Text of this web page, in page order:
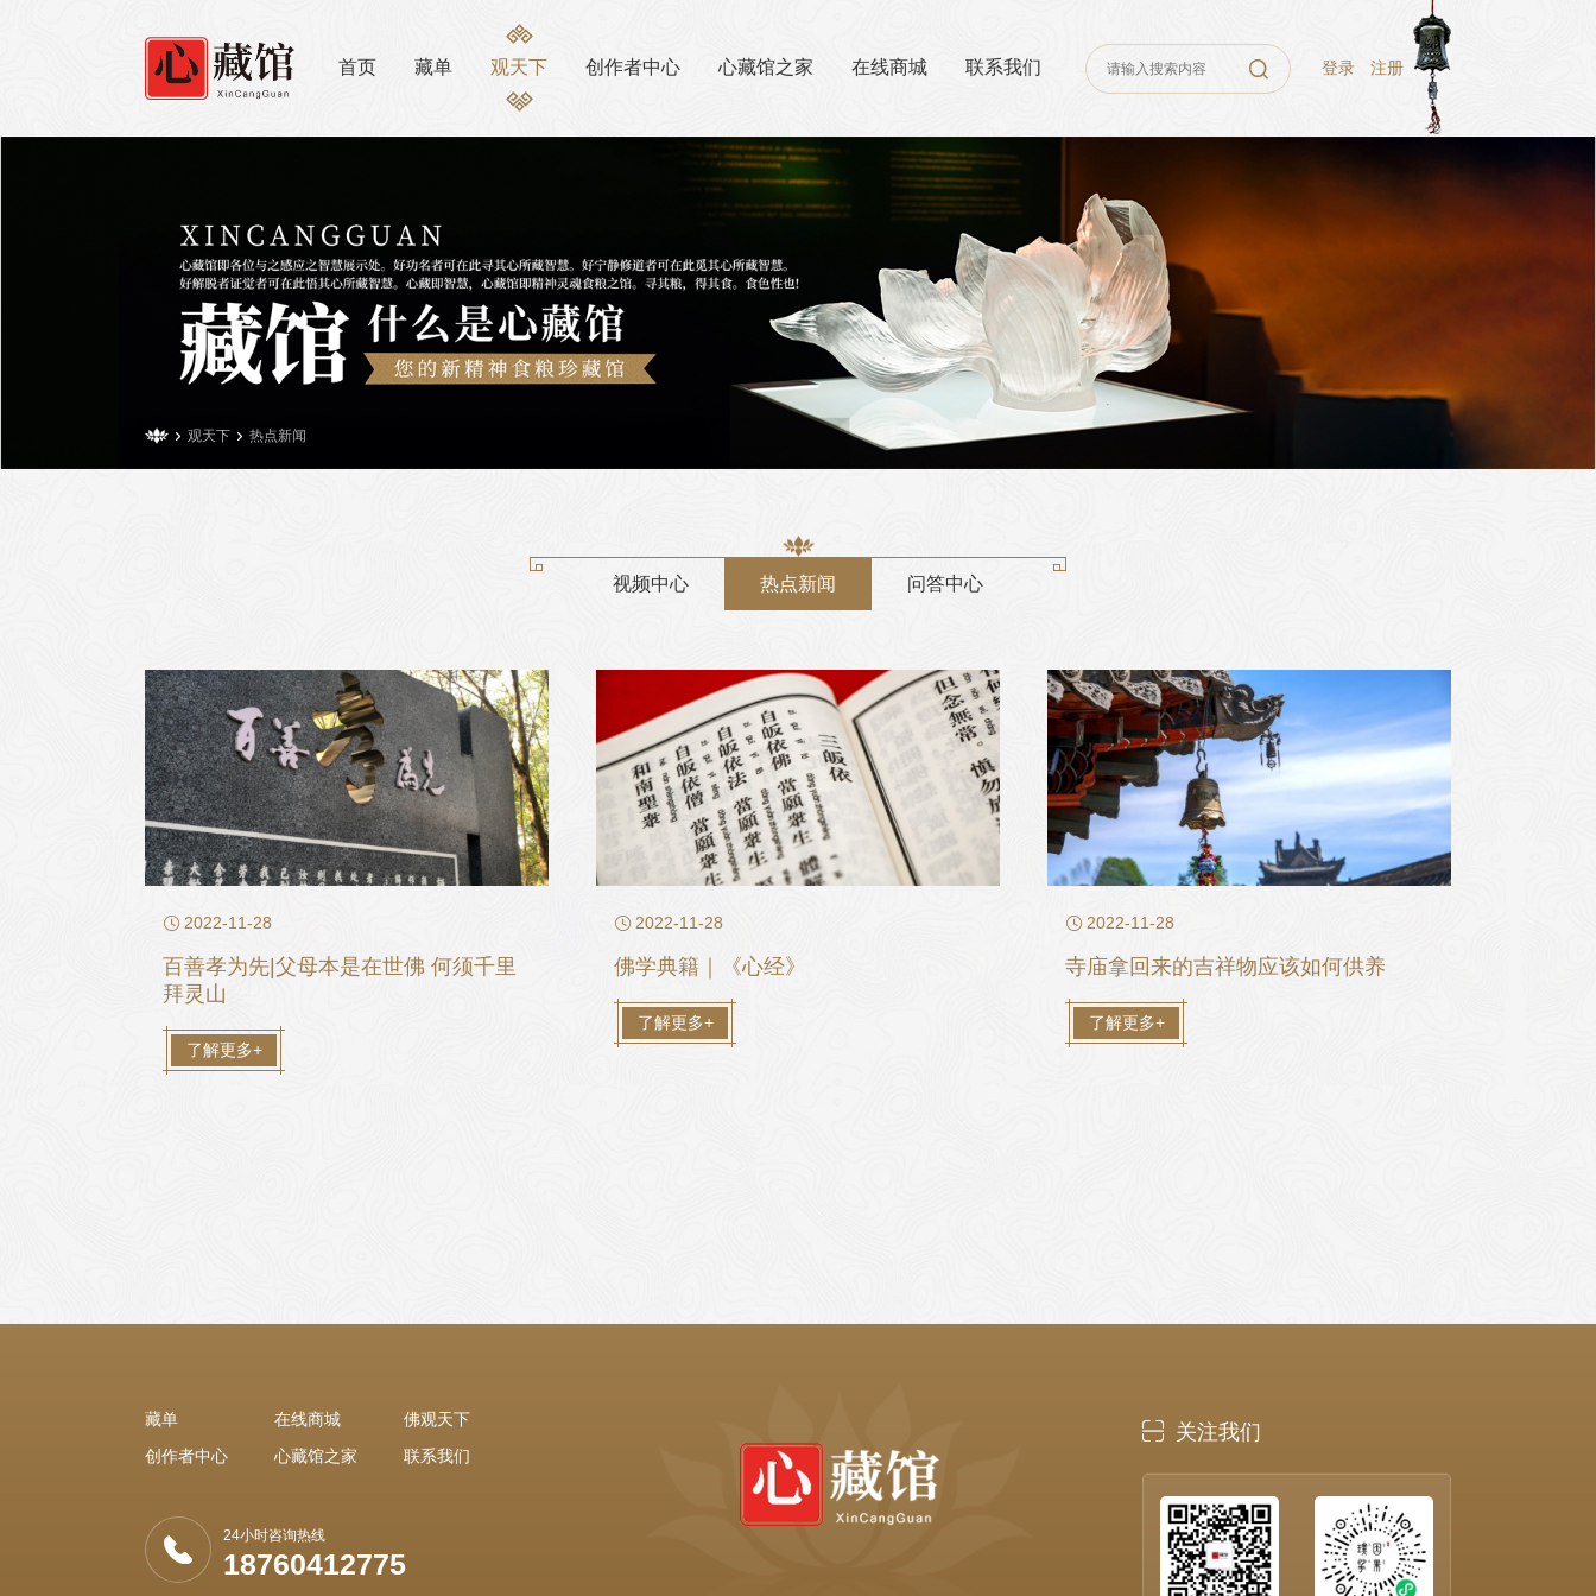
首页 藏单 观天下 创作者中心 心藏馆之家 在线商城 联系我们 登录 注册
 观天下  热点新闻
视频中心 热点新闻 问答中心
 2022-11-28
百善孝为先|父母本是在世佛 何须千里
拜灵山
了解更多+
 2022-11-28
佛学典籍｜《心经》
了解更多+
 2022-11-28
寺庙拿回来的吉祥物应该如何供养
了解更多+
藏单 在线商城
佛观天下
创作者中心
心藏馆之家 联系我们
24小时咨询热线
18760412775
 关注我们